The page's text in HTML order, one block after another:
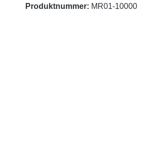
Produktnummer: MR01-10000